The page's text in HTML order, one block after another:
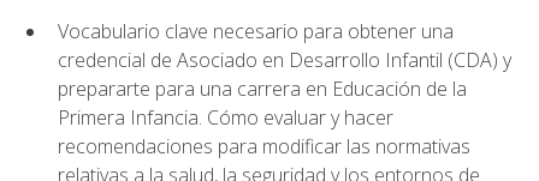
Vocabulario clave necesario para obtener una
credencial de Asociado en Desarrollo Infantil (CDA) y
prepararte para una carrera en Educación de la
Primera Infancia. Cómo evaluar y hacer
recomendaciones para modificar las normativas
relativas a la salud, la seguridad y los entornos de